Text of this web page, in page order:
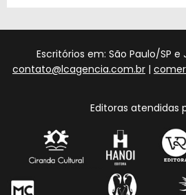
Escritórios em: São Paulo/SP e
contato@lcagencia.com.br |
Editoras atendidas